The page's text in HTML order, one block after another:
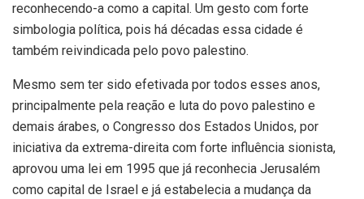
reconhecendo-a como a capital. Um gesto com forte
simbologia política, pois há décadas essa cidade é
também reivindicada pelo povo palestino.
Mesmo sem ter sido efetivada por todos esses anos,
principalmente pela reação e luta do povo palestino e
demais árabes, o Congresso dos Estados Unidos, por
iniciativa da extrema-direita com forte influência sionista,
aprovou uma lei em 1995 que já reconhecia Jerusalém
como capital de Israel e já estabelecia a mudança da